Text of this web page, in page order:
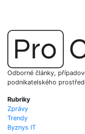
Odborné články,
podnikatelského
Rubriky
Zprávy
Trendy
Byznys IT